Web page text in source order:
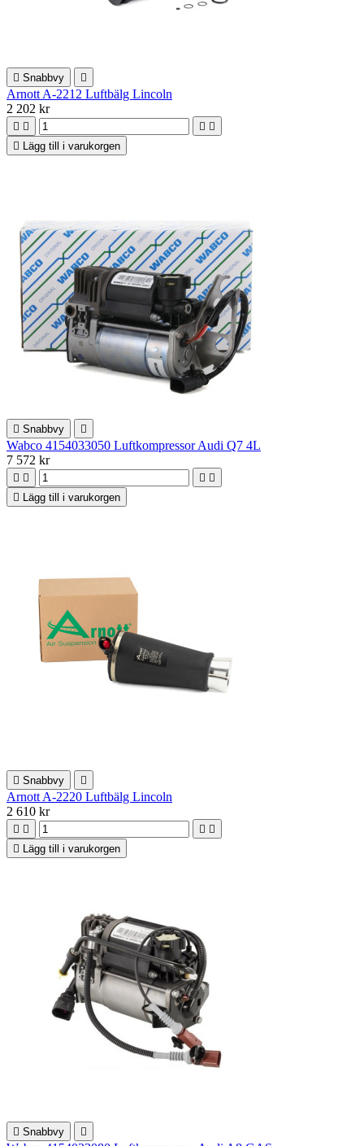
 Snabbvy 
Arnott A-2212 Luftbälg Lincoln
2 202 kr
   

Lägg till i varukorgen
 Snabbvy 
Wabco 4154033050 Luftkompressor Audi Q7 4L
7 572 kr
   

Lägg till i varukorgen
 Snabbvy 
Arnott A-2220 Luftbälg Lincoln
2 610 kr
   

Lägg till i varukorgen
 Snabbvy 